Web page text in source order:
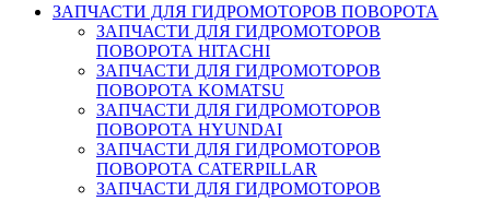
ЗАПЧАСТИ ДЛЯ ГИДРОМОТОРОВ ПОВОРОТА
ЗАПЧАСТИ ДЛЯ ГИДРОМОТОРОВ
ПОВОРОТА HITACHI
ЗАПЧАСТИ ДЛЯ ГИДРОМОТОРОВ
ПОВОРОТА KOMATSU
ЗАПЧАСТИ ДЛЯ ГИДРОМОТОРОВ
ПОВОРОТА HYUNDAI
ЗАПЧАСТИ ДЛЯ ГИДРОМОТОРОВ
ПОВОРОТА CATERPILLAR
ЗАПЧАСТИ ДЛЯ ГИДРОМОТОРОВ